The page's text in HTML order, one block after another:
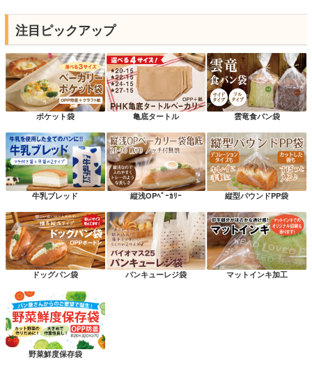
注目ピックアップ
ポケット袋 亀底タートル 雲竜食パン袋
牛乳ブレッド 縦浅OPﾍﾞｰｶﾘｰ 縦型パウンドPP袋
ドッグパン袋 パンキューレジ袋 マットインキ加工
野菜鮮度保存袋